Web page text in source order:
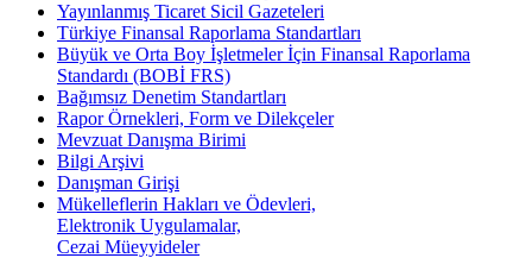
Yayınlanmış Ticaret Sicil Gazeteleri
Türkiye Finansal Raporlama Standartları
Büyük ve Orta Boy İşletmeler İçin Finansal Raporlama
Standardı (BOBİ FRS)
Bağımsız Denetim Standartları
Rapor Örnekleri, Form ve Dilekçeler
Mevzuat Danışma Birimi
Bilgi Arşivi
Danışman Girişi
Mükelleflerin Hakları ve Ödevleri,
Elektronik Uygulamalar,
Cezai Müeyyideler